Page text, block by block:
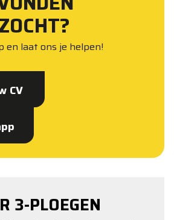
en laat ons je helpen!
CV
3-PLOEGEN